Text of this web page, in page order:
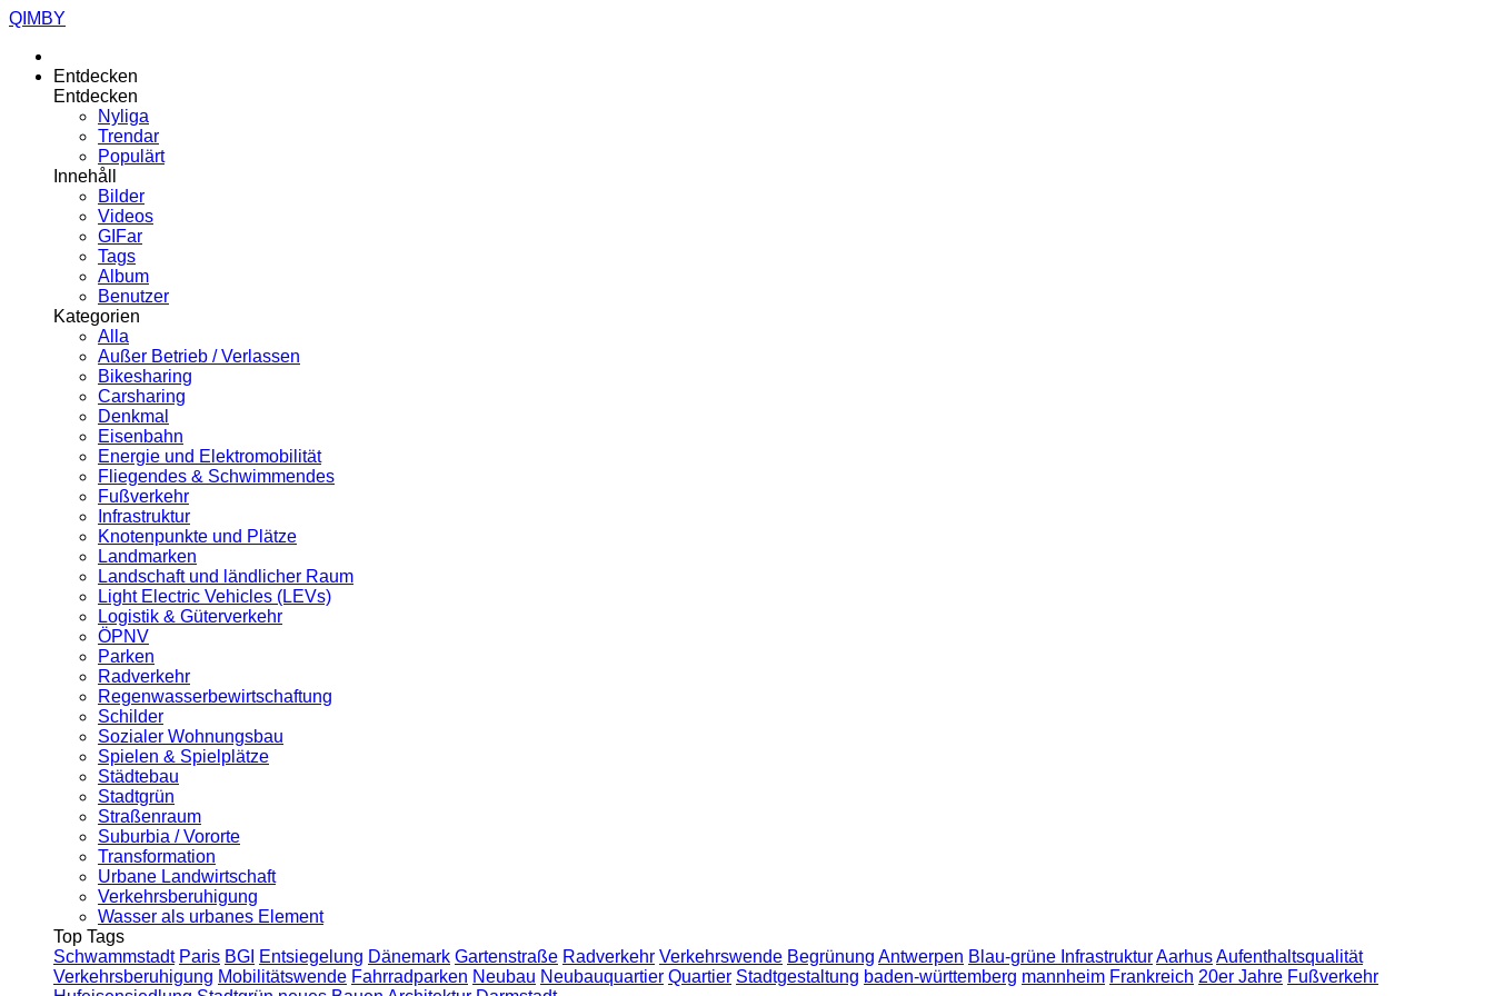
QIMBY
Entdecken
Entdecken
Nyliga
Trendar
Populärt
Innehåll
Bilder
Videos
GIFar
Tags
Album
Benutzer
Kategorien
Alla
Außer Betrieb / Verlassen
Bikesharing
Carsharing
Denkmal
Eisenbahn
Energie und Elektromobilität
Fliegendes & Schwimmendes
Fußverkehr
Infrastruktur
Knotenpunkte und Plätze
Landmarken
Landschaft und ländlicher Raum
Light Electric Vehicles (LEVs)
Logistik & Güterverkehr
ÖPNV
Parken
Radverkehr
Regenwasserbewirtschaftung
Schilder
Sozialer Wohnungsbau
Spielen & Spielplätze
Städtebau
Stadtgrün
Straßenraum
Suburbia / Vororte
Transformation
Urbane Landwirtschaft
Verkehrsberuhigung
Wasser als urbanes Element
Top Tags
Schwammstadt Paris BGI Entsiegelung Dänemark Gartenstraße Radverkehr Verkehrswende Begrünung Antwerpen Blau-grüne InfrastrukturAarhusAufenthaltsqualität
Verkehrsberuhigung Mobilitätswende Fahrradparken Neubau Neubauquartier Quartier Stadtgestaltung baden-württemberg mannheim Frankreich 20er Jahre Fußverkehr